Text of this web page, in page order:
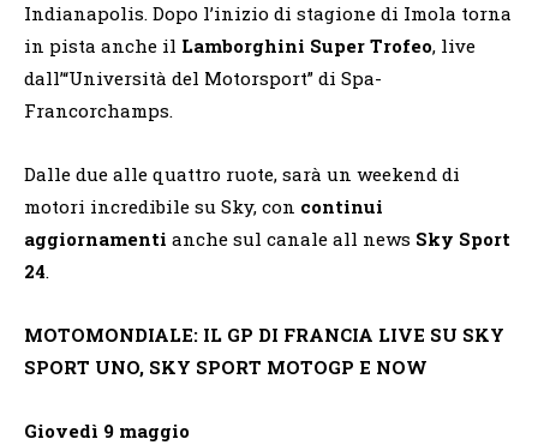
Indianapolis. Dopo l’inizio di stagione di Imola torna
in pista anche il Lamborghini Super Trofeo, live
dall’“Università del Motorsport” di Spa-
Francorchamps.
Dalle due alle quattro ruote, sarà un weekend di
motori incredibile su Sky, con continui
aggiornamenti anche sul canale all news Sky Sport
24.
MOTOMONDIALE: IL GP DI FRANCIA LIVE SU SKY
SPORT UNO, SKY SPORT MOTOGP E NOW
Giovedì 9 maggio